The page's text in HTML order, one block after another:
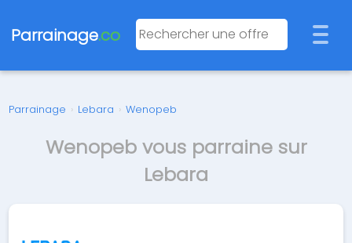
Parrainage.co
Parrainage › Lebara › Wenopeb
Wenopeb vous parraine sur
Lebara